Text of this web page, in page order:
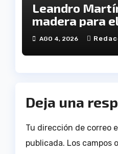
Leandro
madera para
Decano
AGO 4, 2026
Deja una
Tu dirección de correo
publicada. Los campos